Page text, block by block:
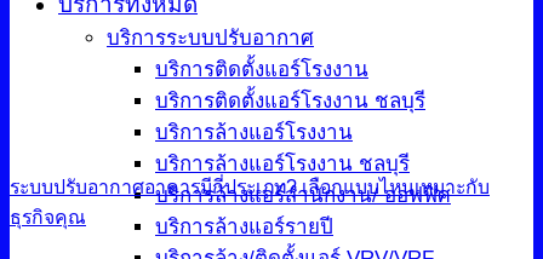
บริการระบบปรับอากาศ
บริการติดตั้งแอร์โรงงาน
บริการติดตั้งแอร์โรงงาน ชลบุรี
บริการล้างแอร์โรงงาน
บริการล้างแอร์โรงงาน ชลบุรี
บริการล้างแอร์สำนักงาน/ ออฟฟิศ
บริการล้างแอร์รายปี
ระบบปรับอากาศอาคารมีกี่ประเภท? เลือกแบบไหนเหมาะกับ
ธุรกิจคุณ